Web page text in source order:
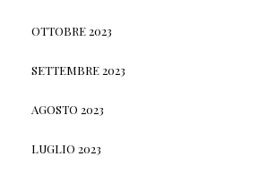
OTTOBRE 2023
SETTEMBRE 2023
AGOSTO 2023
LUGLIO 2023